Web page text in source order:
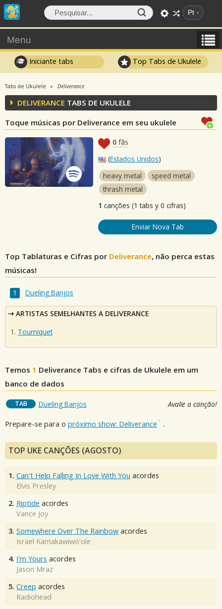
Pt
Menu
Iniciante tabs Top Tabs de Ukulele
Tabs de Ukulele Deliverance
DELIVERANCE TABS DE UKULELE
Toque músicas por Deliverance em seu ukulele
0 fãs
(Estados Unidos)
heavy metal
speed metal
thrash metal
1 canções (1 tabs y 0 cifras)
Enviar Nova Tab
Top Tablaturas e Cifras por Deliverance, não perca estas
músicas!
Dueling Banjos
ARTISTAS SEMELHANTES A DELIVERANCE
Tourniquet
Temos 1 Deliverance Tabs e cifras de Ukulele em um
banco de dados
TAB Dueling Banjos Avalie a canção!
Prepare-se para o próximo show: Deliverance .
TOP UKE CANÇÕES (AGOSTO)
1. Can't Help Falling In Love With You acordes
Elvis Presley
2. Riptide acordes
Vance Joy
3. Somewhere Over The Rainbow acordes
Israel Kamakawiwo'ole
4. I'm Yours acordes
Jason Mraz
5. Creep acordes
Radiohead